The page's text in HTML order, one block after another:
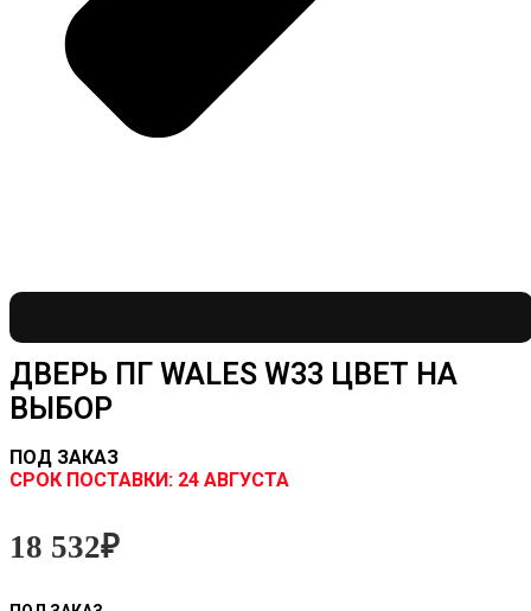
ДВЕРЬ ПГ WALES W33 ЦВЕТ НА
ВЫБОР
ПОД ЗАКАЗ
CРОК ПОСТАВКИ: 24 АВГУСТА
18 532₽